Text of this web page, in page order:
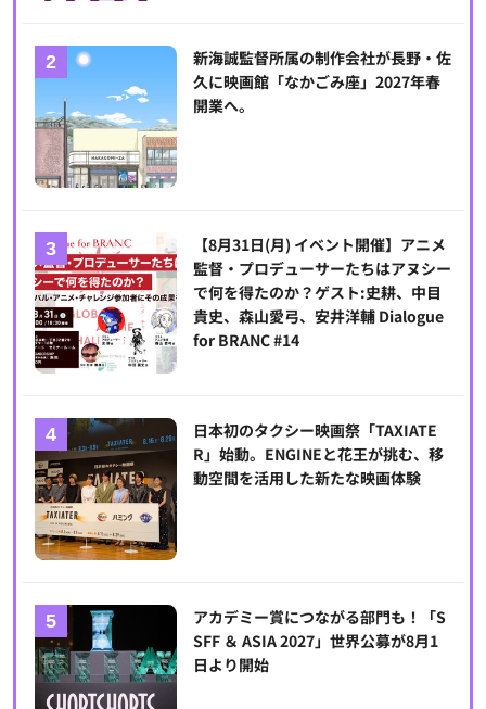
新海誠監督所属の制作会社が長野・佐
久に映画館「なかごみ座」2027年春
開業へ。
【8月31日(月) イベント開催】アニメ
監督・プロデューサーたちはアヌシー
で何を得たのか？ゲスト:史耕、中目
貴史、森山愛弓、安井洋輔 Dialogue
for BRANC #14
日本初のタクシー映画祭「TAXIATE
R」始動。ENGINEと花王が挑む、移
動空間を活用した新たな映画体験
アカデミー賞につながる部門も！「S
SFF ＆ ASIA 2027」世界公募が8月1
日より開始